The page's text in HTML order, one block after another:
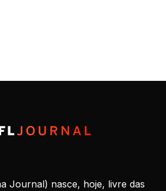
Journal) nasce, hoje, livre das